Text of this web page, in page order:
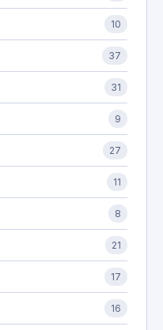
10
37
31
9
27
11
8
21
17
16